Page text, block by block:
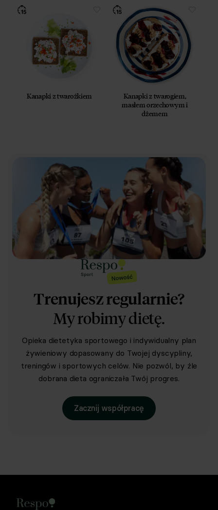
Kanapki z twarożkiem
Kanapki z twarogiem,
masłem orzechowym i
dżemem
Trenujesz regularnie?
My robimy dietę.
Opieka dietetyka sportowego i indywidualny plan
żywieniowy dopasowany do Twojej dyscypliny,
treningów i sportowych celów. Nie pozwól, by źle
dobrana dieta ograniczała Twój progres.
Zacznij współpracę